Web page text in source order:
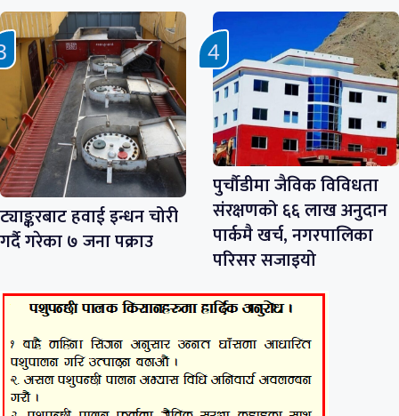
ट्याङ्करबाट हवाई इन्धन चोरी
गर्दै गरेका ७ जना पक्राउ
पुर्चौडीमा जैविक विविधता
संरक्षणको ६६ लाख अनुदान
पार्कमै खर्च, नगरपालिका
परिसर सजाइयो